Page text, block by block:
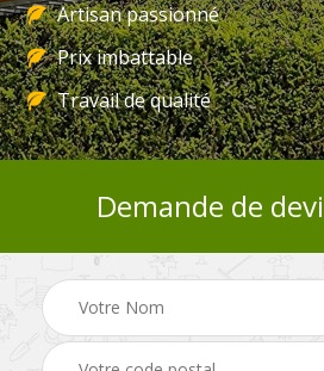
Artisan passionné
Prix imbattable
Travail de qualité
Demande de